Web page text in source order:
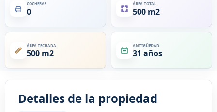
COCHERAS
0
ÁREA TOTAL
500 m2
ÁREA TECHADA
500 m2
ANTIGÜEDAD
31 años
Detalles de la propiedad